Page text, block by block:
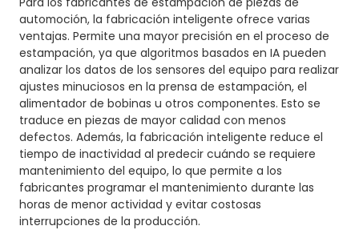
automoción, la fabricación inteligente ofrece varias
ventajas. Permite una mayor precisión en el proceso de
estampación, ya que algoritmos basados ​​en IA pueden
analizar los datos de los sensores del equipo para realizar
ajustes minuciosos en la prensa de estampación, el
alimentador de bobinas u otros componentes. Esto se
traduce en piezas de mayor calidad con menos
defectos. Además, la fabricación inteligente reduce el
tiempo de inactividad al predecir cuándo se requiere
mantenimiento del equipo, lo que permite a los
fabricantes programar el mantenimiento durante las
horas de menor actividad y evitar costosas
interrupciones de la producción.